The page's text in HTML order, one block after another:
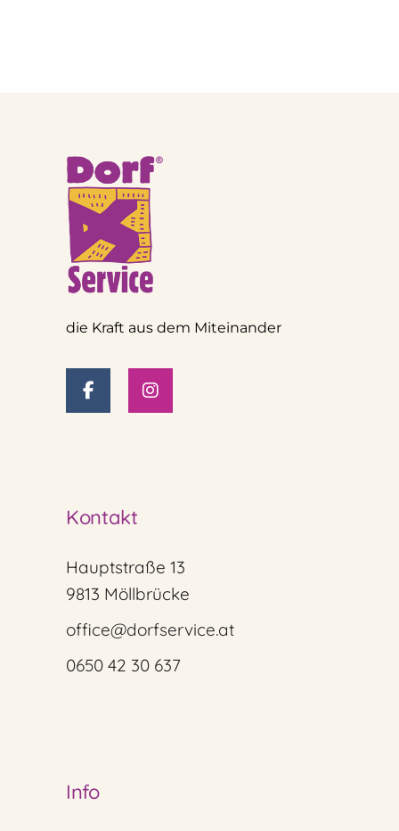
die Kraft aus dem Miteinander
Kontakt
Hauptstraße 13
9813 Möllbrücke
office@dorfservice.at
0650 42 30 637
Info